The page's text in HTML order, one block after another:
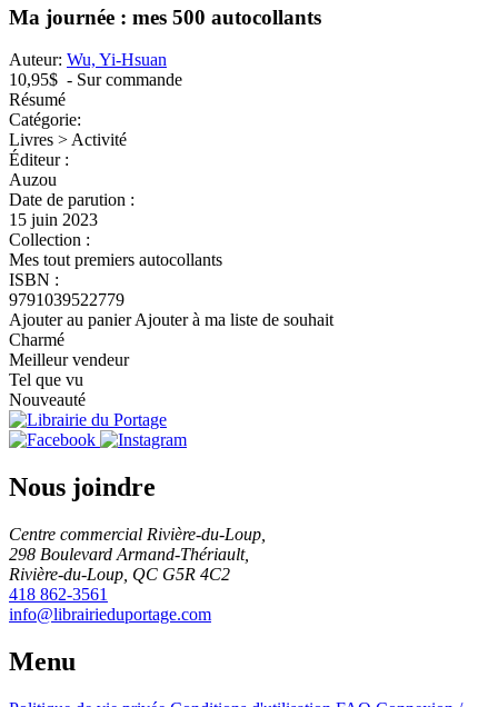
Ma journée : mes 500 autocollants
Auteur: Wu, Yi-Hsuan
10,95$ - Sur commande
Résumé
Catégorie:
Livres > Activité
Éditeur :
Auzou
Date de parution :
15 juin 2023
Collection :
Mes tout premiers autocollants
ISBN :
9791039522779
Ajouter au panierAjouter à ma liste de souhait
Charmé
Meilleur vendeur
Tel que vu
Nouveauté
Nous joindre
Centre commercial Rivière-du-Loup,
298 Boulevard Armand-Thériault,
Rivière-du-Loup, QC G5R 4C2
418 862-3561
info@librairieduportage.com
Menu